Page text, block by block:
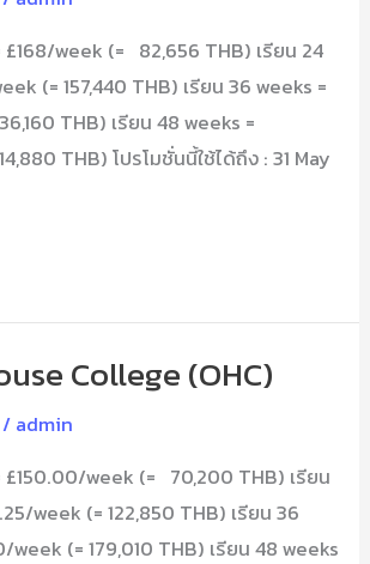
£168/week (= 82,656 THB) เรียน 24
(= 157,440 THB) เรียน 36 weeks =
THB) เรียน 48 weeks =
THB) โปรโมชั่นนี้ใช้ได้ถึง : 31 May
College (OHC)
/ admin
£150.00/week (= 70,200 THB) เรียน
week (= 122,850 THB) เรียน 36
week (= 179,010 THB) เรียน 48 weeks